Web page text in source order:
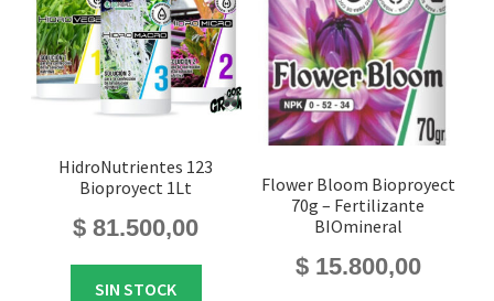
HidroNutrientes 123
Bioproyect 1Lt
$ 81.500,00
SIN STOCK
Flower Bloom Bioproyect
70g – Fertilizante
BIOmineral
$15.800,00